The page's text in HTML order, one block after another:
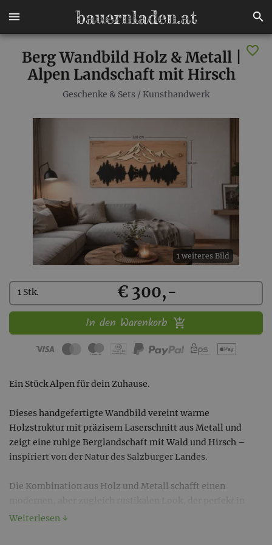
Berg Wandbild Holz & Metall |
Alpen Landschaft mit Hirsch
Geschenke & Sets / Kunsthandwerk
1 weiteres Bild
Kaufen
1 Stk. € 300,-
In den Warenkorb
Ein Stück Alpen für dein Zuhause.
Dieses handgefertigte Wandbild vereint warme
Holzstruktur mit präzisem Laserschnitt aus Metall und
zeigt eine ruhige Berglandschaft mit Wald und Hirsch –
inspiriert von der Natur des Salzburger Landes.
Die Kombination aus Holz und Metall schafft einen
Wohnzimmer, Schlafzimmer oder Eingangsbereich passt.
Weiterlesen ↓